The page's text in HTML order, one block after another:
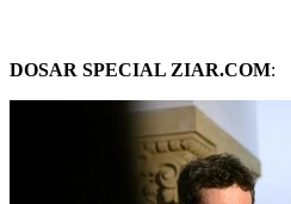
DOSAR SPECIAL ZIAR.COM: